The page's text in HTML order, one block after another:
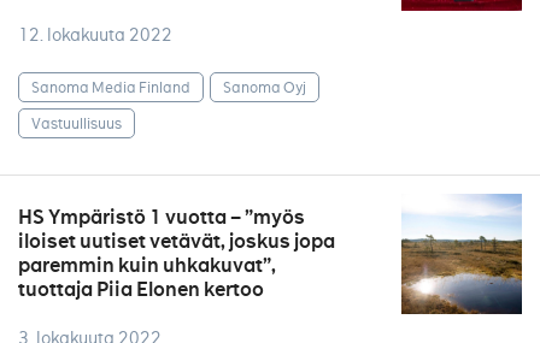
12. lokakuuta 2022
Sanoma Media Finland
Sanoma Oyj
Vastuullisuus
HS Ympäristö 1 vuotta – ”myös
iloiset uutiset vetävät, joskus jopa
paremmin kuin uhkakuvat”,
tuottaja Piia Elonen kertoo
3. lokakuuta 2022